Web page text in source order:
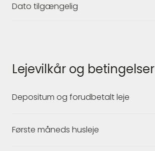
Dato tilgængelig
Lejevilkår og betingelser
Depositum og forudbetalt leje
Første måneds husleje